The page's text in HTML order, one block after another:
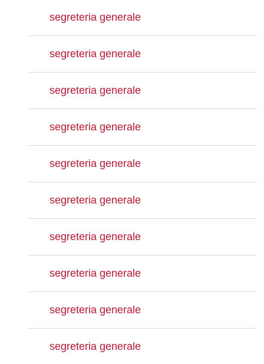
segreteria generale
segreteria generale
segreteria generale
segreteria generale
segreteria generale
segreteria generale
segreteria generale
segreteria generale
segreteria generale
segreteria generale